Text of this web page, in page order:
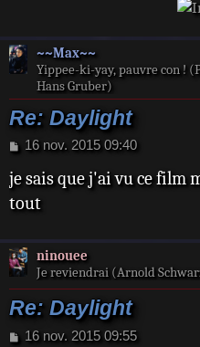
~~Max~~
Yippee-ki-yay, pauvre con !
Hans Gruber)
Re: Daylight
M
s
a
16 nov. 2015 09:40
je sais que j'ai vu ce film
tout
ninouee
Je reviendrai (Arnold
Re: Daylight
M16 nov. 2015 09:55